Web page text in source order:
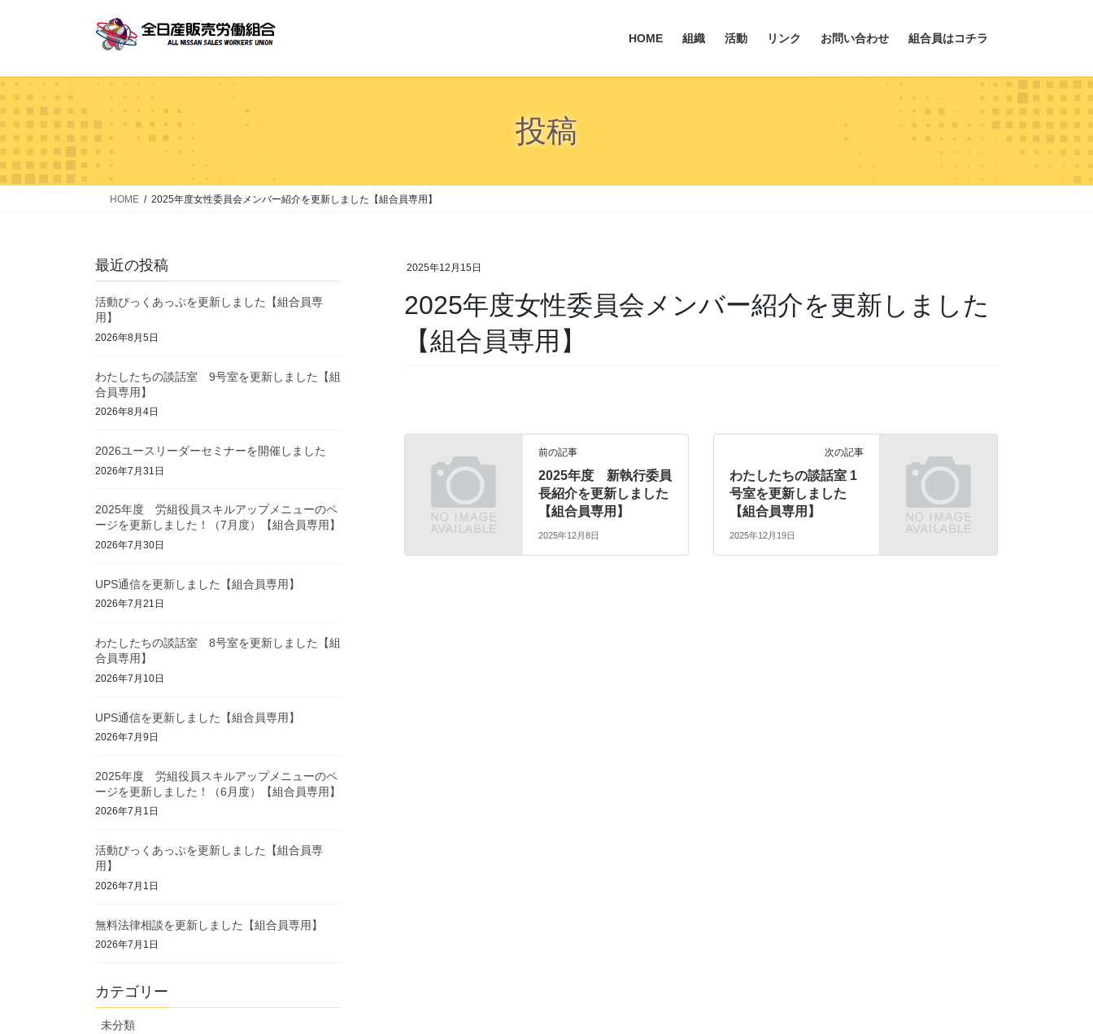
プ
動
HOME 組織 活動 リンク お問い合わせ 組合員はコチラ
投稿
HOME 2025年度女性委員会メンバー紹介を更新しました【組合員専用】
2025年12月15日
2025年度女性委員会メンバー紹介を更新しました
【組合員専用】
前の記事
2025年度 新執行委員
長紹介を更新しました
【組合員専用】
2025年12月8日
次の記事
わたしたちの談話室 1
号室を更新しました
【組合員専用】
2025年12月19日
最近の投稿
活動ぴっくあっぷを更新しました【組合員専
用】
2026年8月5日
わたしたちの談話室 9号室を更新しました【組
合員専用】
2026年8月4日
2026ユースリーダーセミナーを開催しました
2026年7月31日
2025年度 労組役員スキルアップメニューのペ
ージを更新しました！（7月度）【組合員専用】
2026年7月30日
UPS通信を更新しました【組合員専用】
2026年7月21日
わたしたちの談話室 8号室を更新しました【組
合員専用】
2026年7月10日
UPS通信を更新しました【組合員専用】
2026年7月9日
2025年度 労組役員スキルアップメニューのペ
ージを更新しました！（6月度）【組合員専用】
2026年7月1日
活動ぴっくあっぷを更新しました【組合員専
用】
2026年7月1日
無料法律相談を更新しました【組合員専用】
2026年7月1日
カテゴリー
未分類